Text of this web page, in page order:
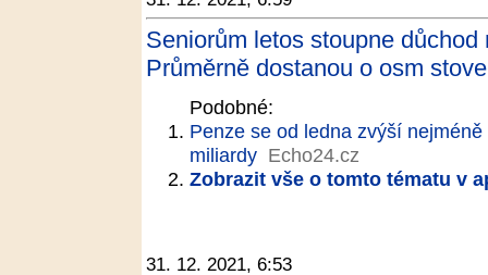
Seniorům letos stoupne
Průměrně dostanou o osm
Podobné:
Penze se od ledna zvýší
miliardy Echo24.cz
Zobrazit vše o tomto tématu v
31. 12. 2021, 6:53